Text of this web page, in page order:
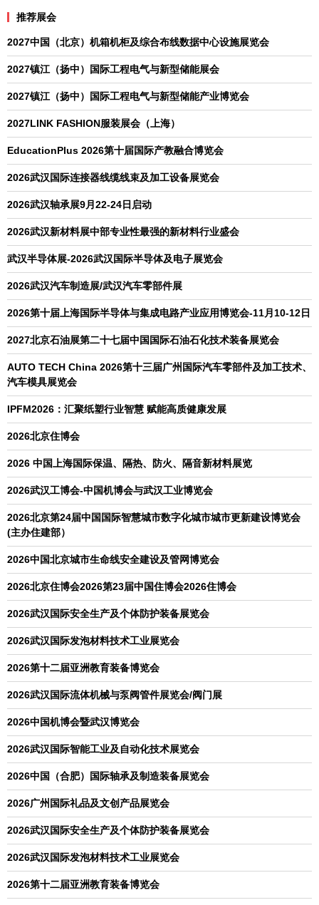
推荐展会
2027中国（北京）机箱机柜及综合布线数据中心设施展览会
2027镇江（扬中）国际工程电气与新型储能展会
2027镇江（扬中）国际工程电气与新型储能产业博览会
2027LINK FASHION服装展会（上海）
EducationPlus 2026第十届国际产教融合博览会
2026武汉国际连接器线缆线束及加工设备展览会
2026武汉轴承展9月22-24日启动
2026武汉新材料展中部专业性最强的新材料行业盛会
武汉半导体展-2026武汉国际半导体及电子展览会
2026武汉汽车制造展/武汉汽车零部件展
2026第十届上海国际半导体与集成电路产业应用博览会-11月10-12日
2027北京石油展第二十七届中国国际石油石化技术装备展览会
AUTO TECH China 2026第十三届广州国际汽车零部件及加工技术、
汽车模具展览会
IPFM2026：汇聚纸塑行业智慧 赋能高质健康发展
2026北京住博会
2026 中国上海国际保温、隔热、防火、隔音新材料展览
2026武汉工博会-中国机博会与武汉工业博览会
2026北京第24届中国国际智慧城市数字化城市城市更新建设博览会
(主办住建部）
2026中国北京城市生命线安全建设及管网博览会
2026北京住博会2026第23届中国住博会2026住博会
2026武汉国际安全生产及个体防护装备展览会
2026武汉国际发泡材料技术工业展览会
2026第十二届亚洲教育装备博览会
2026武汉国际流体机械与泵阀管件展览会/阀门展
2026中国机博会暨武汉博览会
2026武汉国际智能工业及自动化技术展览会
2026中国（合肥）国际轴承及制造装备展览会
2026广州国际礼品及文创产品展览会
2026武汉国际安全生产及个体防护装备展览会
2026武汉国际发泡材料技术工业展览会
2026第十二届亚洲教育装备博览会